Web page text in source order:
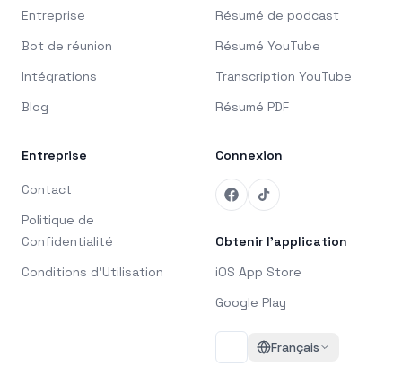
Entreprise
Bot de réunion
Intégrations
Blog
Résumé de podcast
Résumé YouTube
Transcription YouTube
Résumé PDF
Entreprise
Contact
Politique de
Confidentialité
Conditions d'Utilisation
Connexion
Obtenir l'application
iOS App Store
Google Play
Français